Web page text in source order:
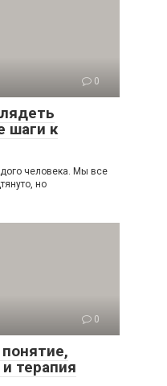
0
шаги к
человека. Мы все
но
0
терапия